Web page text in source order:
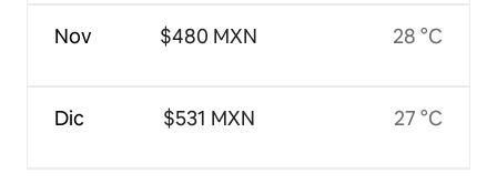
Nov
Dic
$480 MXN
$531 MXN
28 °C
27 °C